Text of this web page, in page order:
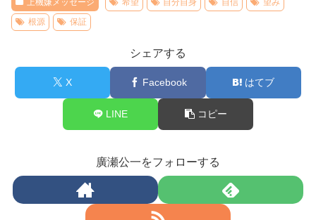
上機嫌メッセージ 希望 自分自身 自信
望み
根源
保証
シェアする
X Facebook はてブ
LINE コピー
廣瀬公一をフォローする